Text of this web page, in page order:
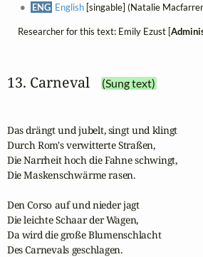
ENG English [singable] (Natalie
Researcher for this text: Emily Ezust [
13. Carneval (Sung text)
Das drängt und jubelt, singt und klingt
Durch Rom's verwitterte Straßen,
Die Narrheit hoch die Fahne schwingt,
Die Maskenschwärme rasen.
Den Corso auf und nieder jagt
Die leichte Schaar der Wagen,
Da wird die große Blumenschlacht
Des Carnevals geschlagen.